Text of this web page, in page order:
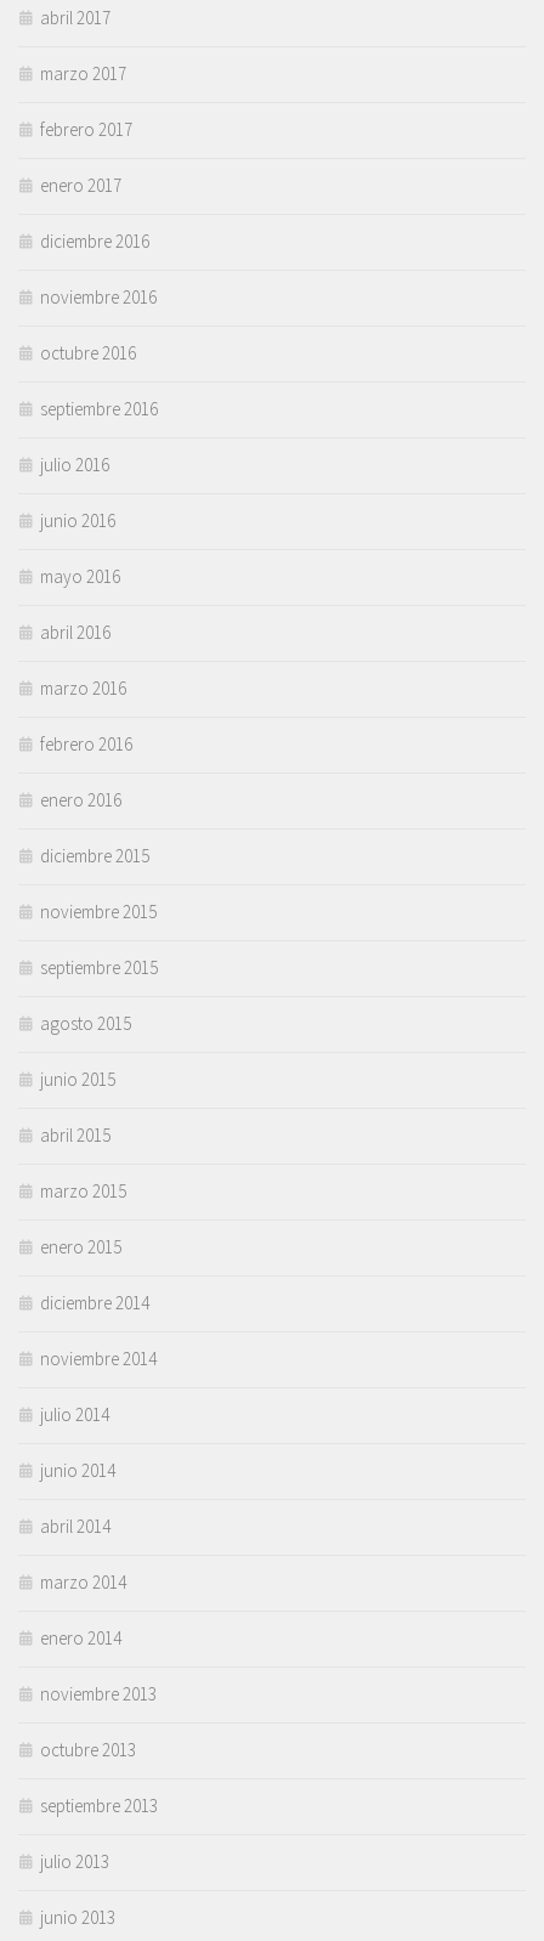
abril 2017
marzo 2017
febrero 2017
enero 2017
diciembre 2016
noviembre 2016
octubre 2016
septiembre 2016
julio 2016
junio 2016
mayo 2016
abril 2016
marzo 2016
febrero 2016
enero 2016
diciembre 2015
noviembre 2015
septiembre 2015
agosto 2015
junio 2015
abril 2015
marzo 2015
enero 2015
diciembre 2014
noviembre 2014
julio 2014
junio 2014
abril 2014
marzo 2014
enero 2014
noviembre 2013
octubre 2013
septiembre 2013
julio 2013
junio 2013